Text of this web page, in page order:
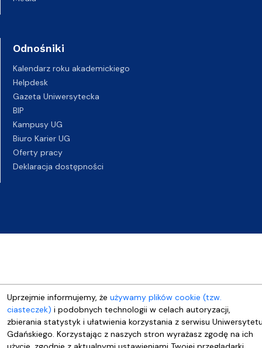
Uprzejmie informujemy, że używamy plików cookie (tzw.
ciasteczek) i podobnych technologii w celach autoryzacji,
zbierania statystyk i ułatwienia korzystania z serwisu
Gdańskiego. Korzystając z naszych stron wyrażasz zgodę na ich
Odnośniki
Kalendarz roku akademickiego
Helpdesk
Gazeta Uniwersytecka
BIP
Kampusy UG
Biuro Karier UG
Oferty pracy
Deklaracja dostępności